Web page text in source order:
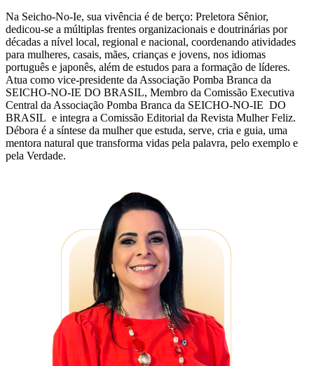
Na Seicho-No-Ie, sua vivência é de berço: Preletora Sênior,
dedicou-se a múltiplas frentes organizacionais e doutrinárias por
décadas a nível local, regional e nacional, coordenando atividades
para mulheres, casais, mães, crianças e jovens, nos idiomas
português e japonês, além de estudos para a formação de líderes.
Atua como vice-presidente da Associação Pomba Branca da
SEICHO-NO-IE DO BRASIL, Membro da Comissão Executiva
Central da Associação Pomba Branca da SEICHO-NO-IE DO
BRASIL e integra a Comissão Editorial da Revista Mulher Feliz.
Débora é a síntese da mulher que estuda, serve, cria e guia, uma
mentora natural que transforma vidas pela palavra, pelo exemplo e
pela Verdade.